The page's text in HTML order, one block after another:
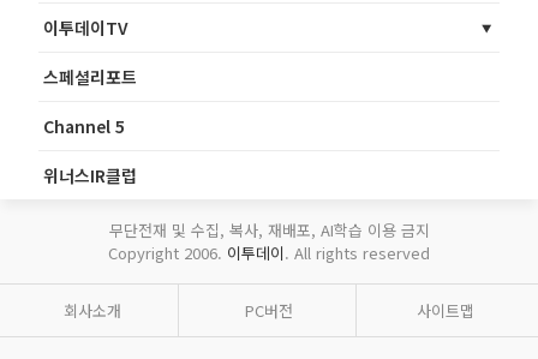
이투데이TV
스페셜리포트
Channel 5
위너스IR클럽
무단전재 및 수집, 복사, 재배포, AI학습 이용 금지
Copyright 2006. 이투데이. All rights reserved
회사소개 PC버전 사이트맵